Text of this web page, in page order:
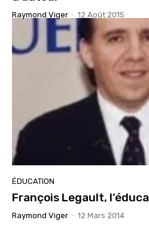
Raymond Viger - 12 Août 2015
ÉDUCATION
François Legault,
Raymond Viger - 12 Mars 2014